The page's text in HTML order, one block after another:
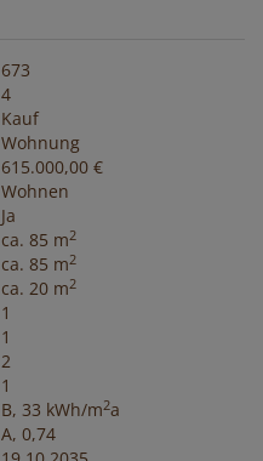
673
4
Kauf
Wohnung
615.000,00 €
Wohnen
Ja
ca. 85 m2
ca. 85 m2
ca. 20 m2
1
1
2
1
B, 33 kWh/m2a
A, 0,74